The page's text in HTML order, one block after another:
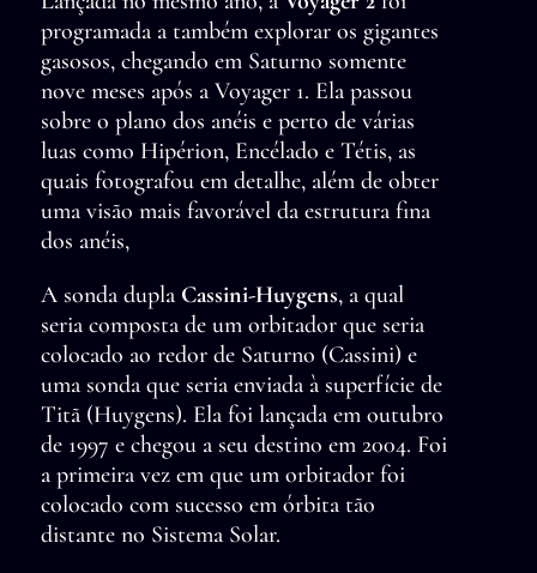
programada a também explorar os gigantes
gasosos, chegando em Saturno somente
nove meses após a Voyager 1. Ela passou
sobre o plano dos anéis e perto de várias
luas como Hipérion, Encélado e Tétis, as
quais fotografou em detalhe, além de obter
uma visão mais favorável da estrutura fina
dos anéis,
A sonda dupla Cassini-Huygens, a qual
seria composta de um orbitador que seria
colocado ao redor de Saturno (Cassini) e
uma sonda que seria enviada à superfície de
Titã (Huygens). Ela foi lançada em outubro
de 1997 e chegou a seu destino em 2004. Foi
a primeira vez em que um orbitador foi
colocado com sucesso em órbita tão
distante no Sistema Solar.